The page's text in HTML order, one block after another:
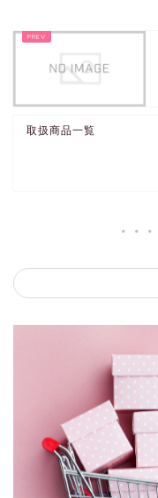
取扱商品一覧